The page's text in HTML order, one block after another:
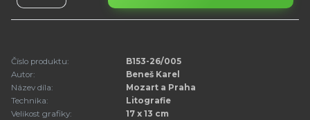
Číslo produktu:
B153-26/005
Autor:
Beneš Karel
Název díla:
Mozart a Praha
Technika:
Litografie
Velikost grafiky:
17 x 13 cm